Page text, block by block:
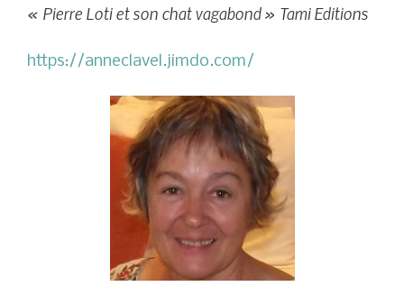
« Pierre Loti et son chat vagabond » Tami Editions
https://anneclavel.jimdo.com/